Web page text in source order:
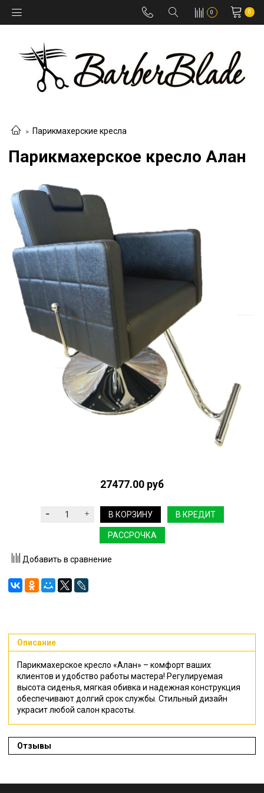
0 0
Парикмахерские кресла
Парикмахерское кресло Алан
27477.00 руб
В КОРЗИНУ В КРЕДИТ
РАССРОЧКА
Добавить в сравнение
Описание
Парикмахерское кресло «Алан» – комфорт ваших
клиентов и удобство работы мастера! Регулируемая
высота сиденья, мягкая обивка и надежная конструкция
обеспечивают долгий срок службы. Стильный дизайн
украсит любой салон красоты.
Отзывы